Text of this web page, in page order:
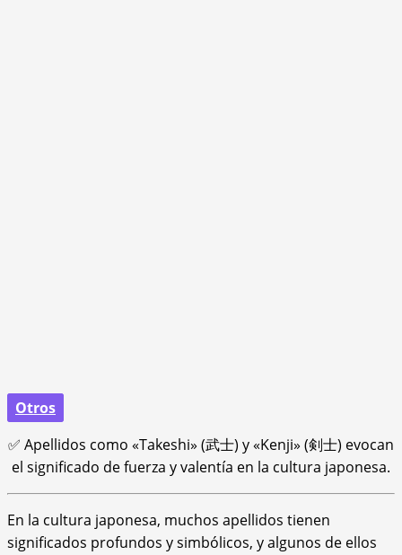
Otros
✅ Apellidos como «Takeshi» (武士) y «Kenji» (剣士) evocan
el significado de fuerza y valentía en la cultura japonesa.
En la cultura japonesa, muchos apellidos tienen
significados profundos y simbólicos, y algunos de ellos